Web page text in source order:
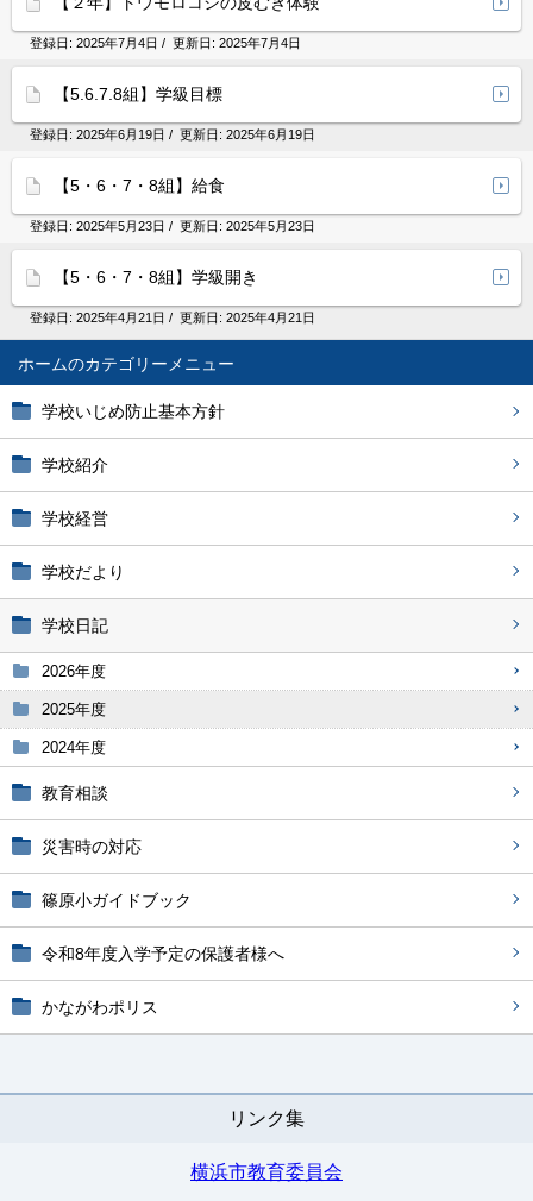
ホーム
学校いじめ防止基本方針
学校紹介
学校経営
学校だより
学校日記
2026年度
2025年度
2024年度
教育相談
災害時の対応
篠原小ガイドブック
令和8年度入学予定の保護者様へ
かながわポリス
リンク集
横浜市教育委員会
登録日: 2025年7月4日 / 更新日: 2025年7月4日
【5.6.7.8組】学級目標
登録日: 2025年6月19日 / 更新日: 2025年6月19日
【5・6・7・8組】給食
登録日: 2025年5月23日 / 更新日: 2025年5月23日
【5・6・7・8組】学級開き
登録日: 2025年4月21日 / 更新日: 2025年4月21日